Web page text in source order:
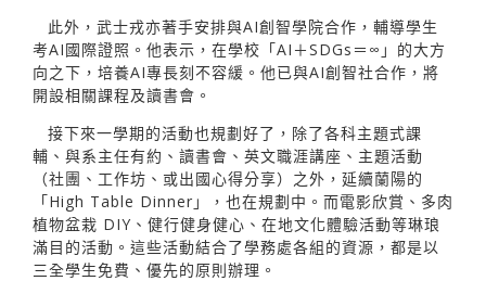
此外，武士戎亦著手安排與AI創智學院合作，輔導學生
考AI國際證照。他表示，在學校「AI＋SDGs＝∞」的大方
向之下，培養AI專長刻不容緩。他已與AI創智社合作，將
開設相關課程及讀書會。
接下來一學期的活動也規劃好了，除了各科主題式課
輔、與系主任有約、讀書會、英文職涯講座、主題活動
（社團、工作坊、或出國心得分享）之外，延續蘭陽的
「High Table Dinner」，也在規劃中。而電影欣賞、多肉
植物盆栽 DIY、健行健身健心、在地文化體驗活動等琳琅
滿目的活動。這些活動結合了學務處各組的資源，都是以
三全學生免費、優先的原則辦理。